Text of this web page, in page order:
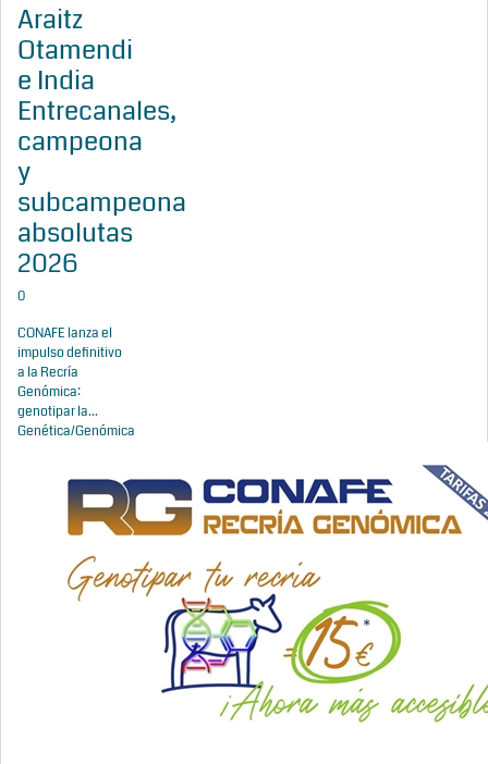
Araitz
Otamendi
e India
Entrecanales,
campeona
y
subcampeona
absolutas
2026
0
CONAFE lanza el
impulso definitivo
a la Recría
Genómica:
genotipar la...
Genética/Genómica